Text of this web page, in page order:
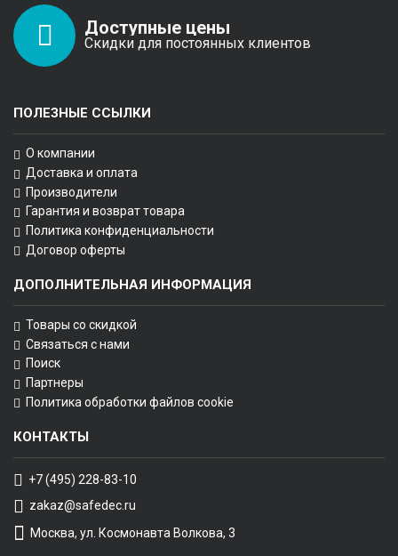
Доступные цены
Скидки для постоянных клиентов
ПОЛЕЗНЫЕ ССЫЛКИ
О компании
Доставка и оплата
Производители
Гарантия и возврат товара
Политика конфиденциальности
Договор оферты
ДОПОЛНИТЕЛЬНАЯ ИНФОРМАЦИЯ
Товары со скидкой
Связаться с нами
Поиск
Партнеры
Политика обработки файлов cookie
КОНТАКТЫ
+7 (495) 228-83-10
zakaz@safedec.ru
Москва, ул. Космонавта Волкова, 3